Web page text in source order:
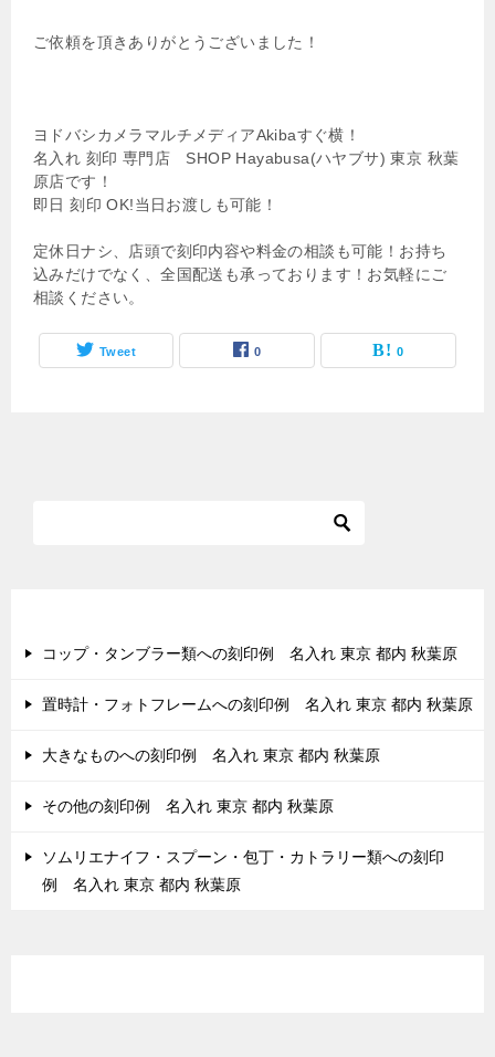
ご依頼を頂きありがとうございました！
ヨドバシカメラマルチメディアAkibaすぐ横！
名入れ 刻印 専門店 SHOP Hayabusa(ハヤブサ) 東京 秋葉
原店です！
即日 刻印 OK!当日お渡しも可能！
定休日ナシ、店頭で刻印内容や料金の相談も可能！お持ち
込みだけでなく、全国配送も承っております！お気軽にご
相談ください。
Tweet 0 0
コップ・タンブラー類への刻印例 名入れ 東京 都内 秋葉原
置時計・フォトフレームへの刻印例 名入れ 東京 都内 秋葉原
大きなものへの刻印例 名入れ 東京 都内 秋葉原
その他の刻印例 名入れ 東京 都内 秋葉原
ソムリエナイフ・スプーン・包丁・カトラリー類への刻印
例 名入れ 東京 都内 秋葉原